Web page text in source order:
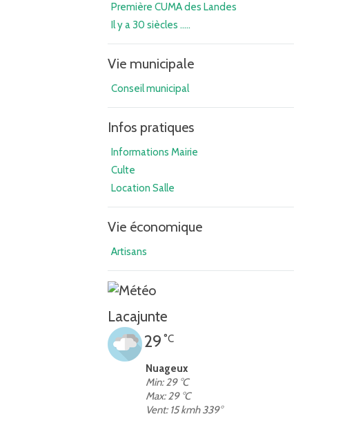
Première CUMA des Landes
Il y a 30 siècles .....
Vie municipale
Conseil municipal
Infos pratiques
Informations Mairie
Culte
Location Salle
Vie économique
Artisans
Lacajunte
29 °C
Nuageux
Min: 29 °C
Max: 29 °C
Vent: 15 kmh 339°